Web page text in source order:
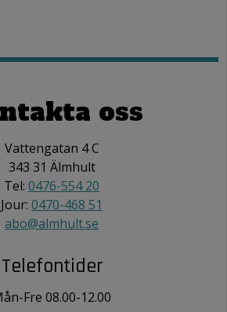
oss
Vattengatan 4 C
343 31 Älmhult
Tel: 0476-554 20
Jour: 0470-468 51
abo@almhult.se
Telefontider
Fre 08.00-12.00